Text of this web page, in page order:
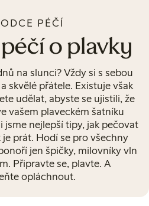
o plavky
PÉČÍ
na slunci? Vždy si s sebou
skvělé přátele. Existuje však
udělat, abyste se ujistili, že
vašem plaveckém šatníku
jsme nejlepší tipy, jak pečovat
prát. Hodí se pro všechny
jen špičky, milovníky vln
Připravte se, plavte. A
opláchnout.